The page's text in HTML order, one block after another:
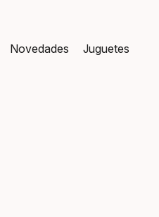
Novedades Juguetes